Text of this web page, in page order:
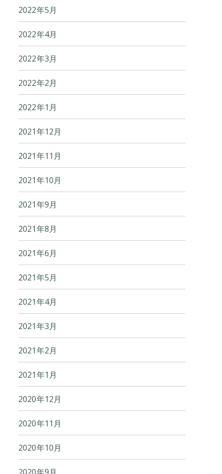
2022年5月
2022年4月
2022年3月
2022年2月
2022年1月
2021年12月
2021年11月
2021年10月
2021年9月
2021年8月
2021年6月
2021年5月
2021年4月
2021年3月
2021年2月
2021年1月
2020年12月
2020年11月
2020年10月